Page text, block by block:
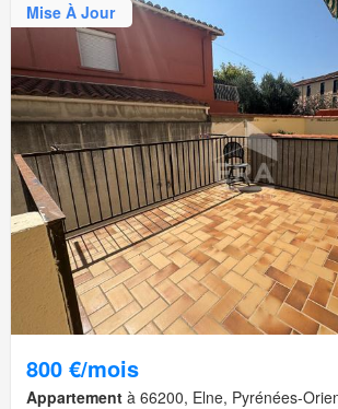
Mise À Jour
800 €/mois
Appartement à 66200, Elne, Pyrénées-